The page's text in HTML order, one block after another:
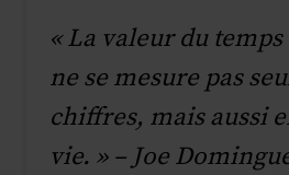
« La valeur du temps
ne se mesure pas
chiffres, mais aussi
vie. » – Joe